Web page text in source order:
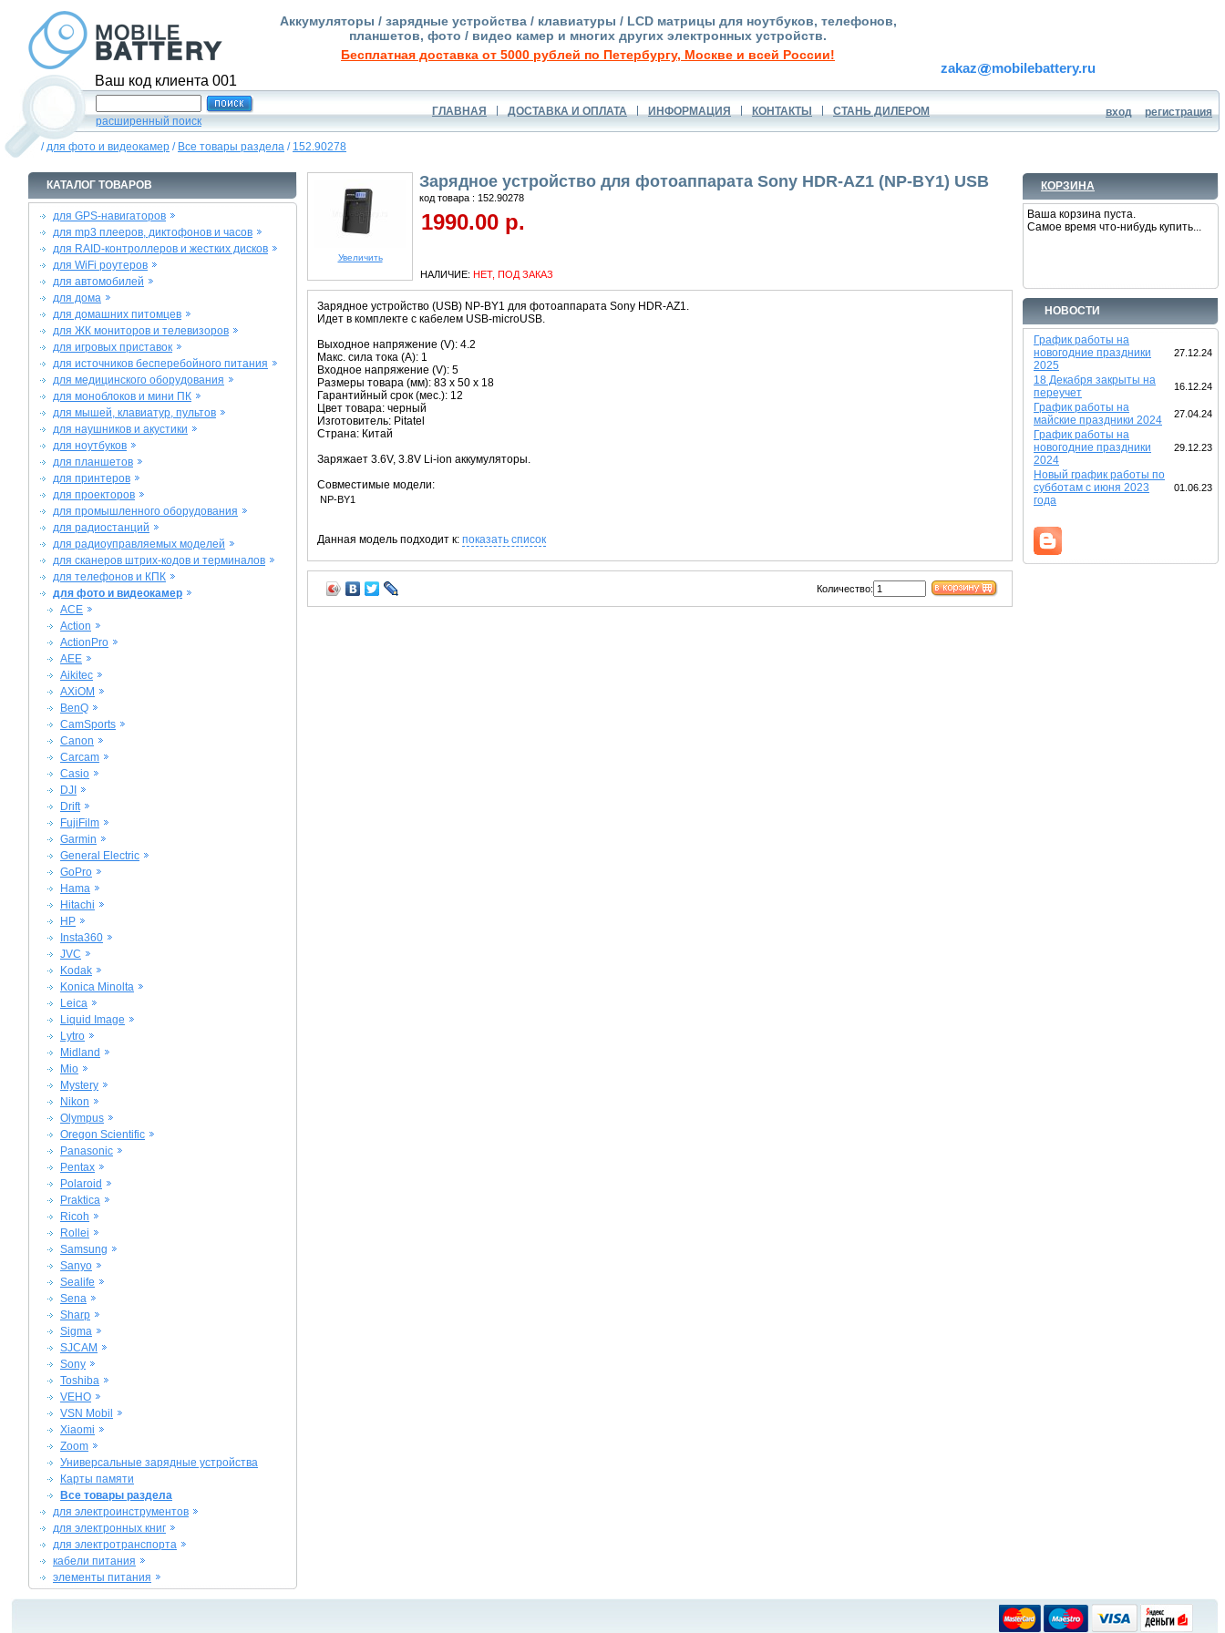
Ваш код клиента 001
Аккумуляторы / зарядные устройства / клавиатуры / LCD матрицы для ноутбуков, телефонов,
планшетов, фото / видео камер и многих других электронных устройств.
Бесплатная доставка от 5000 рублей по Петербургу, Москве и всей России!
zakaz mobilebattery.ru
расширенный поиск
ГЛАВНАЯ ДОСТАВКА И ОПЛАТА ИНФОРМАЦИЯ КОНТАКТЫ СТАНЬ ДИЛЕРОМ вход регистрация
/для фото и видеокамер / Все товары раздела / 152.90278
КОРЗИНА
Ваша корзина пуста.
Самое время что-нибудь купить...
НОВОСТИ
График работы на
новогодние праздники
2025
27.12.24
18 Декабря закрыты на
переучет
16.12.24
График работы на
майские праздники 2024
27.04.24
График работы на
новогодние праздники
2024
29.12.23
Новый график работы по
субботам с июня 2023
года
01.06.23
КАТАЛОГ ТОВАРОВ
для GPS-навигаторов
для mp3 плееров, диктофонов и часов
для RAID-контроллеров и жестких дисков
для WiFi роутеров
для автомобилей
для дома
для домашних питомцев
для ЖК мониторов и телевизоров
для игровых приставок
для источников бесперебойного питания
для медицинского оборудования
для моноблоков и мини ПК
для мышей, клавиатур, пультов
для наушников и акустики
для ноутбуков
для планшетов
для принтеров
для проекторов
для промышленного оборудования
для радиостанций
для радиоуправляемых моделей
для сканеров штрих-кодов и терминалов
для телефонов и КПК
для фото и видеокамер
ACE
Action
ActionPro
AEE
Aikitec
AXiOM
BenQ
CamSports
Canon
Carcam
Casio
DJI
Drift
FujiFilm
Garmin
General Electric
GoPro
Hama
Hitachi
HP
Insta360
JVC
Kodak
Konica Minolta
Leica
Liquid Image
Lytro
Midland
Mio
Mystery
Nikon
Olympus
Oregon Scientific
Panasonic
Pentax
Polaroid
Praktica
Ricoh
Rollei
Samsung
Sanyo
Sealife
Sena
Sharp
Sigma
SJCAM
Sony
Toshiba
VEHO
VSN Mobil
Xiaomi
Zoom
Универсальные зарядные устройства
Карты памяти
Все товары раздела
для электроинструментов
для электронных книг
для электротранспорта
кабели питания
элементы питания
Увеличить
Зарядное устройство для фотоаппарата Sony HDR-AZ1 (NP-BY1) USB
код товара : 152.90278
1990.00 р.
НАЛИЧИЕ: НЕТ, ПОД ЗАКАЗ
Зарядное устройство (USB) NP-BY1 для фотоаппарата Sony HDR-AZ1.
Идет в комплекте с кабелем USB-microUSB.
Выходное напряжение (V): 4.2
Макс. сила тока (A): 1
Входное напряжение (V): 5
Размеры товара (мм): 83 x 50 x 18
Гарантийный срок (мес.): 12
Цвет товара: черный
Изготовитель: Pitatel
Страна: Китай
Заряжает 3.6V, 3.8V Li-ion аккумуляторы.
Совместимые модели:
NP-BY1
Данная модель подходит к: показать список
Количество: